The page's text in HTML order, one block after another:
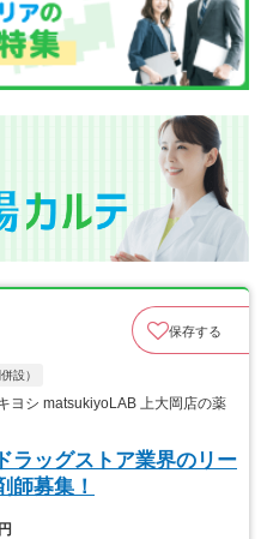
保存する
設）
シ matsukiyoLAB 上大岡店の薬
ラッグストア業界のリー
師募集！